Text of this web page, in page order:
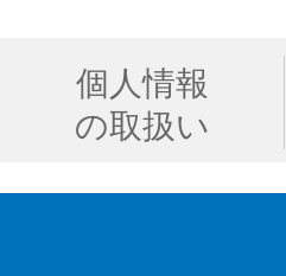
個人情報
の取扱い